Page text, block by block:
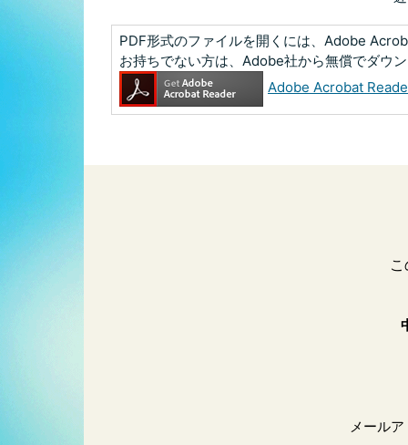
PDF形式のファイルを開くには、Adobe
お持ちでない方は、Adobe社から無償でダウ
Adobe Acrobat
メール